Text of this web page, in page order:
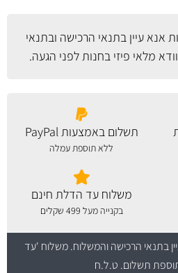
אנא עייןבתנאי הרכישה ובתנאי
מלאי פיזי בחנות לפני הגעה.
תשלום באמצעות PayPal
ללא תוספת עמלה
משלוח עד הדלת חינם
בקנייה מעל 499 שקלים
בתנאי הרכישה והמשלוח. משלוח 'עד
תשלום. ט.ל.ח